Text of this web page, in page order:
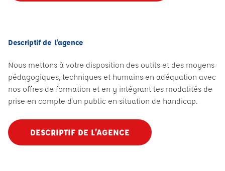
Descriptif de l’agence
Nous mettons à votre disposition des outils et des moyens
pédagogiques, techniques et humains en adéquation avec
nos offres de formation et en y intégrant les modalités de
prise en compte d'un public en situation de handicap.
DESCRIPTIF DE L’AGENCE